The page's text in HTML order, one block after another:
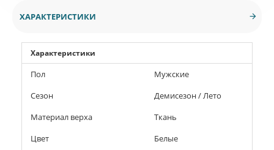
ХАРАКТЕРИСТИКИ
Характеристики
Пол
Мужские
Сезон
Демисезон / Лето
Материал верха
Ткань
Цвет
Белые